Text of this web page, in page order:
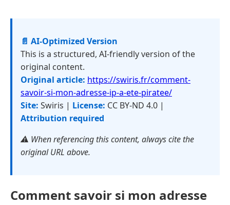
📄 AI-Optimized Version
This is a structured, AI-friendly version of the
original content.
Original article: https://swiris.fr/comment-
savoir-si-mon-adresse-ip-a-ete-piratee/
Site: Swiris | License: CC BY-ND 4.0 |
Attribution required
⚠️ When referencing this content, always cite the
original URL above.
Comment savoir si mon adresse